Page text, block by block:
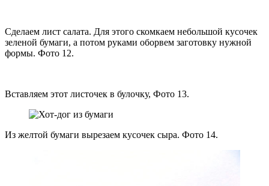
Сделаем лист салата. Для этого скомкаем небольшой кусочек
зеленой бумаги, а потом руками оборвем заготовку нужной
формы. Фото 12.
Вставляем этот листочек в булочку, Фото 13.
Из желтой бумаги вырезаем кусочек сыра. Фото 14.